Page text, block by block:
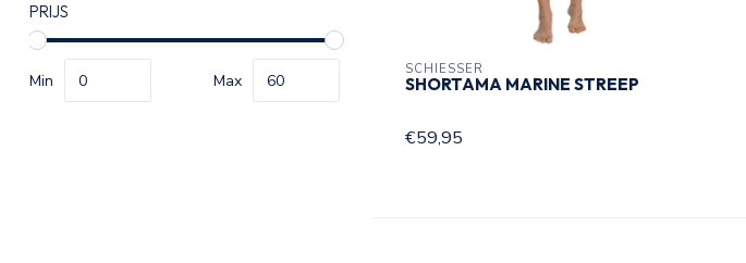
PRIJS
Min Max
SCHIESSER
SHORTAMA MARINE STREEP
€59,95